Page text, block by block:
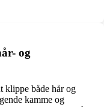
og
klippe både hår og
kamme og